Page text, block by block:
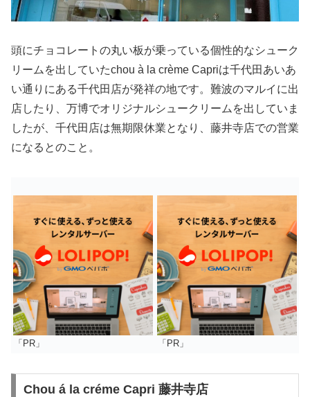
頭にチョコレートの丸い板が乗っている個性的なシューク
リームを出していたchou à la crème Capriは千代田あいあ
い通りにある千代田店が発祥の地です。難波のマルイに出
店したり、万博でオリジナルシュークリームを出していま
したが、千代田店は無期限休業となり、藤井寺店での営業
になるとのこと。
「PR」 「PR」
Chou á la créme Capri 藤井寺店